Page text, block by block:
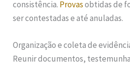
consistência. Provasobtidas de
ser contestadas e até anuladas.
Organização e coleta de
Reunir documentos,